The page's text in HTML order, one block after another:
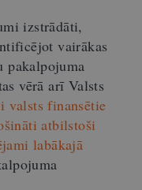
izstrādāti,
vairākas
pakalpojuma
vērā arī Valsts
valsts finansētie
atbilstoši
labākajā